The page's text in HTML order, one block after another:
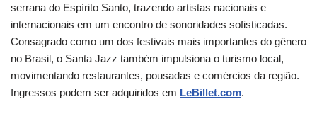
serrana do Espírito Santo, trazendo artistas nacionais e
internacionais em um encontro de sonoridades sofisticadas.
Consagrado como um dos festivais mais importantes do gênero
no Brasil, o Santa Jazz também impulsiona o turismo local,
movimentando restaurantes, pousadas e comércios da região.
Ingressos podem ser adquiridos em LeBillet.com.